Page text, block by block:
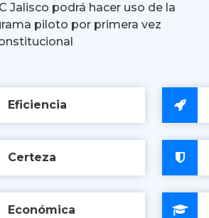
Jalisco podrá hacer uso de la
piloto por primera vez
Eficiencia
Certeza
Económica